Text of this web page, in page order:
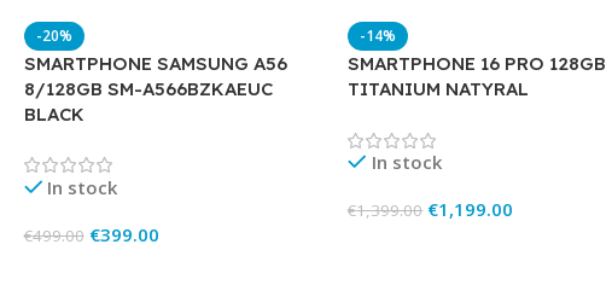
-20%
SMARTPHONE SAMSUNG A56
8/128GB SM-A566BZKAEUC
BLACK
In stock
€499.00 €399.00
-14%
SMARTPHONE 16 PRO 128GB
TITANIUM NATYRAL
In stock
€1,399.00 €1,199.00